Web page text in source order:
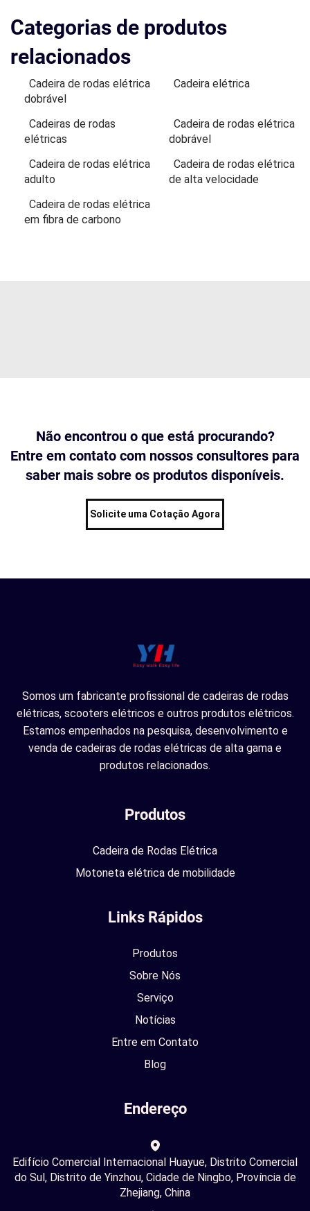
Categorias de produtos
relacionados
Cadeira de rodas elétrica
dobrável
Cadeira elétrica
Cadeiras de rodas
elétricas
Cadeira de rodas elétrica
dobrável
Cadeira de rodas elétrica
adulto
Cadeira de rodas elétrica
de alta velocidade
Cadeira de rodas elétrica
em fibra de carbono
Não encontrou o que está procurando?
Entre em contato com nossos consultores para
saber mais sobre os produtos disponíveis.
Solicite uma Cotação Agora
Somos um fabricante profissional de cadeiras de rodas
elétricas, scooters elétricos e outros produtos elétricos.
Estamos empenhados na pesquisa, desenvolvimento e
venda de cadeiras de rodas elétricas de alta gama e
produtos relacionados.
Produtos
Cadeira de Rodas Elétrica
Motoneta elétrica de mobilidade
Links Rápidos
Produtos
Sobre Nós
Serviço
Notícias
Entre em Contato
Blog
Endereço
Edifício Comercial Internacional Huayue, Distrito Comercial
do Sul, Distrito de Yinzhou, Cidade de Ningbo, Província de
Zhejiang, China